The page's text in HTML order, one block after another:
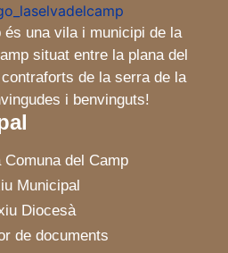
és una vila i municipi de la
situat entre la plana del
de la serra de la
i benvinguts!
del Camp
Municipal
Diocesà
de documents